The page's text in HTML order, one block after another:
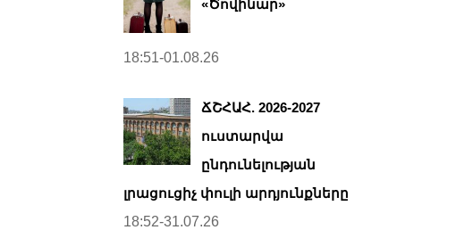
«Ծովինար»
18:51-01.08.26
ՃՇՀԱՀ. 2026-2027
ուստարվա
ընդունելության
լրացուցիչ փուլի արդյունքները
18:52-31.07.26